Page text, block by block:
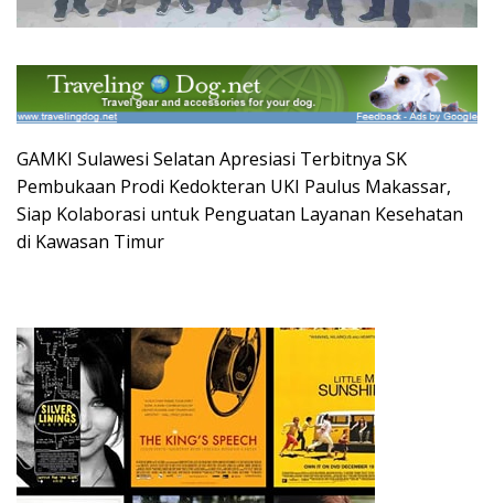
GAMKI Sulawesi Selatan Apresiasi Terbitnya SK
Pembukaan Prodi Kedokteran UKI Paulus Makassar,
Siap Kolaborasi untuk Penguatan Layanan Kesehatan
di Kawasan Timur